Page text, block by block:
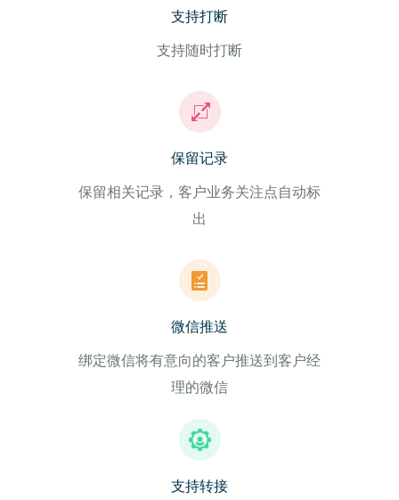
支持打断
支持随时打断
保留记录
保留相关记录，客户业务关注点自动标
出
微信推送
绑定微信将有意向的客户推送到客户经
理的微信
支持转接